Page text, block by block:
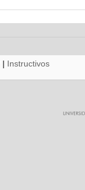
| Instructivos